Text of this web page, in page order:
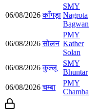
06/08/2026 काँगड़ा
SMY
Nagrota
Bagwan
06/08/2026 सोलन
PMY
Kather
Solan
06/08/2026 कुल्लू
SMY
Bhuntar
06/08/2026 चम्बा
PMY
Chamba